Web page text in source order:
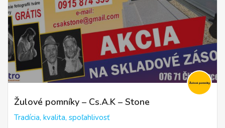
Žulové pomníky – Cs.A.K – Stone
Tradícia, kvalita, spoľahlivosť